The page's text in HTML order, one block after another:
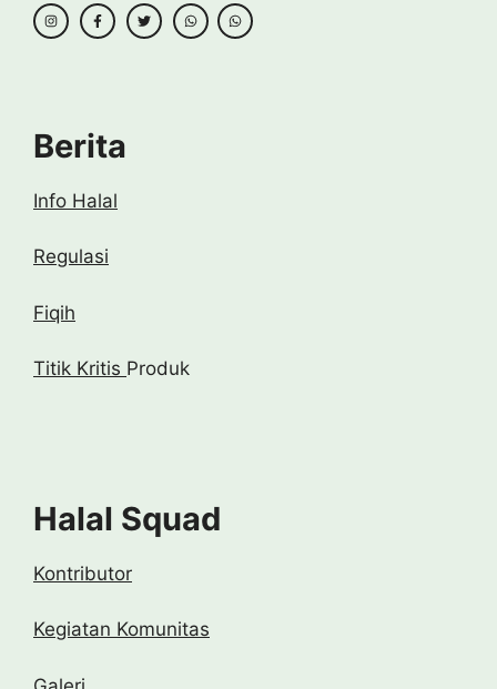
Berita
Info Halal
Regulasi
Fiqih
Titik Kritis Produk
Halal Squad
Kontributor
Kegiatan Komunitas